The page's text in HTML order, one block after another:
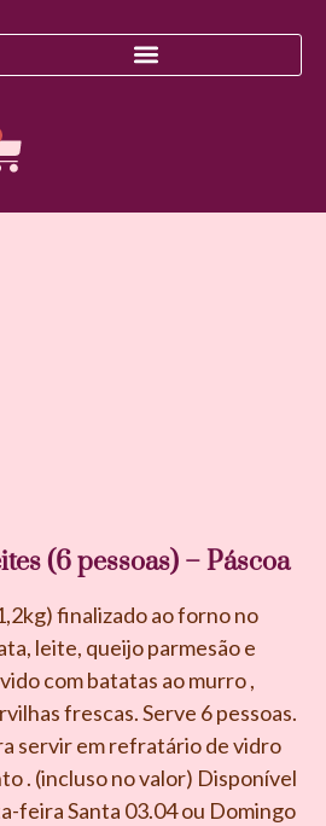
(6 pessoas) – Páscoa
finalizado ao forno no
leite, queijo parmesão e
com batatas ao murro ,
frescas. Serve 6 pessoas.
servir em refratário de vidro
. (incluso no valor) Disponível
feira Santa 03.04 ou Domingo